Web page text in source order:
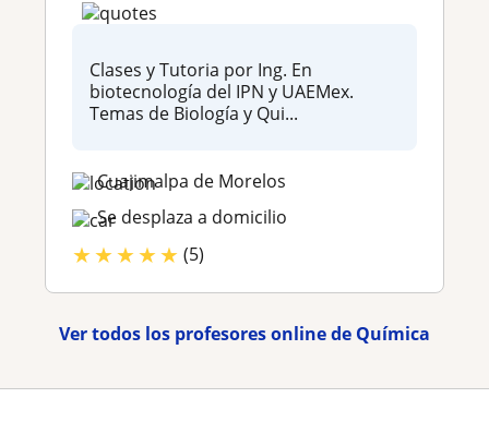
Clases y Tutoria por Ing. En
biotecnología del IPN y UAEMex.
Temas de Biología y Qui...
Cuajimalpa de Morelos
Se desplaza a domicilio
★★★★★ (5)
Ver todos los profesores online de Química